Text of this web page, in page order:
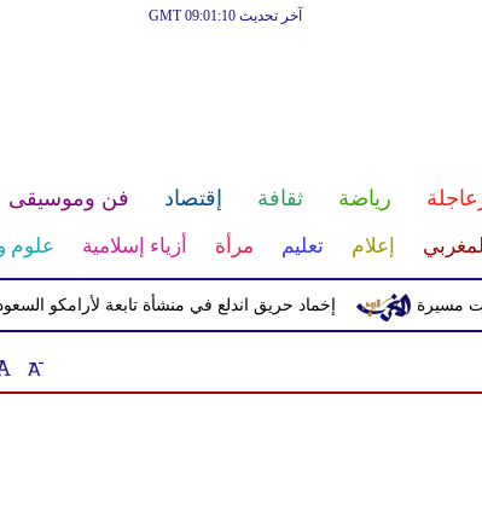
آخر تحديث GMT 09:01:10
رياضة ثقافة إقتصاد فن وموسيقى
إعلام تعليم مرأة أزياء إسلامية علوم
إخماد حريق اندلع في منشأة تابعة لأرامكو السعودية